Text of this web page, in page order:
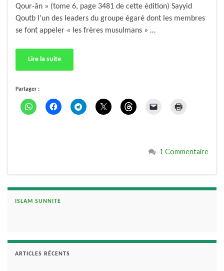
Qour-ân » (tome 6, page 3481 de cette édition) Sayyid
Qoutb l’un des leaders du groupe égaré dont les membres
se font appeler « les frères musulmans » …
Lire la suite
Partager :
1 Commentaire
ISLAM SUNNITE
ARTICLES RÉCENTS